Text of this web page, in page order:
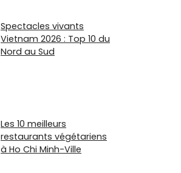
Spectacles vivants
Vietnam 2026 : Top 10 du
Nord au Sud
Les 10 meilleurs
restaurants végétariens
à Ho Chi Minh-Ville